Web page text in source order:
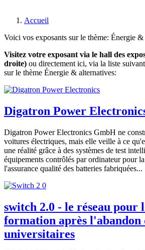
Par air & par eau
Accueil
Voici vos exposants sur le thème: Énergie
Visitez votre exposant via le hall des
droite) ou directement ici, via la liste
sur le thème Énergie & alternatives:
Digatron Power
Digatron Power Electronics GmbH ne
voitures électriques, mais elle veille à ce
une réalité grâce à des systèmes de test
équipements contrôlés par ordinateur pour
l'assurance qualité des batteries fabriquées...
switch 2.0 - le réseau pour
formation après l'abandon
universitaires